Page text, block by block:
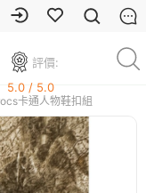
評價:
5.0 / 5.0
卡通人物鞋扣組